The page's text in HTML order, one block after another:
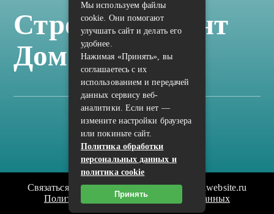
Стройка Ремонт
Дом Отделка
Карта сайта
Политика конфиденциальности
Связаться с редакцией сайта: vilic.ru@mailwebsite.ru
Политика обработки персональных данных
Мы используем файлы
cookie. Они помогают
улучшать сайт и делать его
удобнее.
Нажимая «Принять», вы
соглашаетесь с их
использованием и передачей
данных сервису веб-
аналитики. Если нет —
измените настройки браузера
или покиньте сайт.
Политика обработки
персональных данных и
политика cookie
Принять